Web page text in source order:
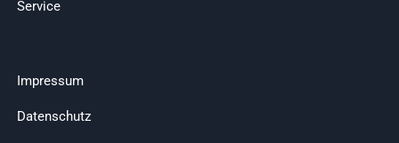
Service
Impressum
Datenschutz